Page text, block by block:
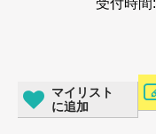
受付時間:
マイリスト
に追加